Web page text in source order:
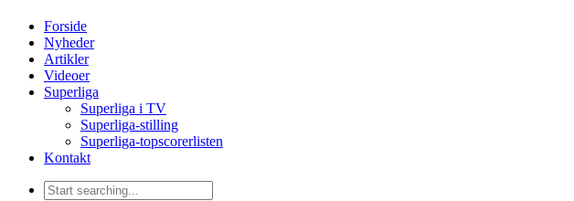
Forside
Nyheder
Artikler
Videoer
Superliga
Superliga i TV
Superliga-stilling
Superliga-topscorerlisten
Kontakt